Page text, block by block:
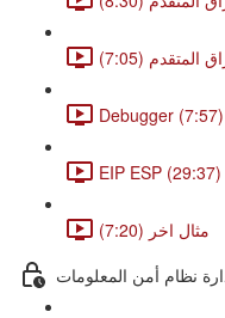
المتقدم (7:05)
Debugger (7:57)
EIP ESP (29:37)
مثال اخر (7:20)
نظام أمن المعلومات